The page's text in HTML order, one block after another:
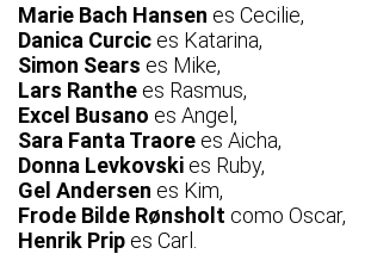
Marie Bach Hansen es Cecilie,
Danica Curcic es Katarina,
Simon Sears es Mike,
Lars Ranthe es Rasmus,
Excel Busano es Angel,
Sara Fanta Traore es Aicha,
Donna Levkovski es Ruby,
Gel Andersen es Kim,
Frode Bilde Rønsholt como Oscar,
Henrik Prip es Carl.